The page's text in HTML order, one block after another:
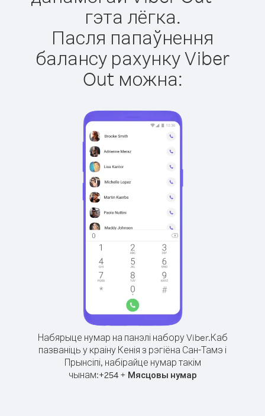
гэта лёгка.
Пасля папаўнення
балансу рахунку Viber
Out можна:
Набярыце нумар на панэлі набору Viber.Каб
пазваніць у краіну Кенія з рэгіёна Сан-Тамэ і
Прынсіпі, набірайце нумар такім
чынам:+254+ Мясцовы нумар